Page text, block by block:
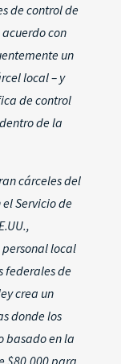
de control de
con
un
local – y
de control
de la
cárceles del
Servicio de
local
federales de
crea un
donde los
basado en la
$80,000 para